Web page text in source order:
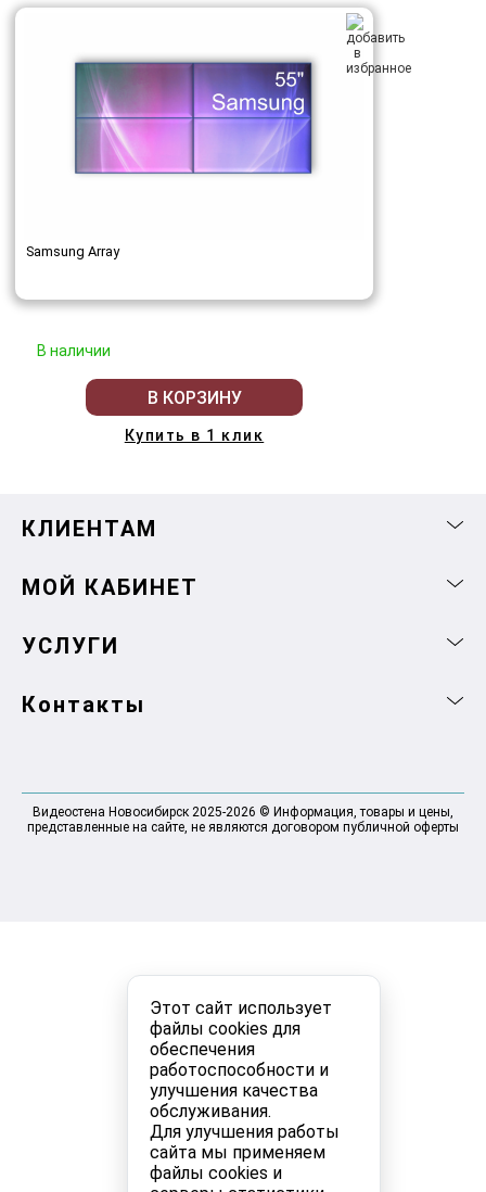
Этот сайт использует
файлы cookies для
обеспечения
работоспособности и
улучшения качества
обслуживания.
Для улучшения работы
сайта мы применяем
файлы cookies и
Samsung Array
В наличии
В КОРЗИНУ
Купить в 1 клик
КЛИЕНТАМ
МОЙ КАБИНЕТ
УСЛУГИ
Контакты
Видеостена Новосибирск 2025-2026 © Информация, товары и цены,
представленные на сайте, не являются договором публичной оферты